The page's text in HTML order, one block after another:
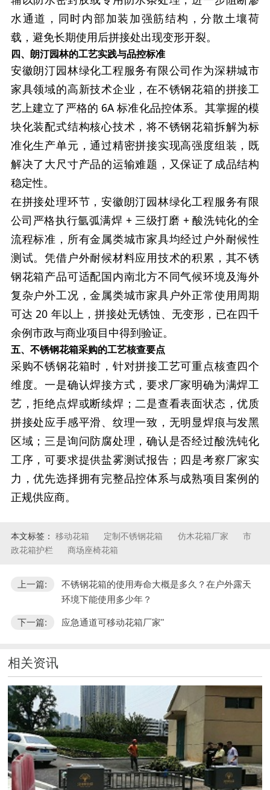
水通道，同时内部加装加强筋结构，分散土壤荷
载，避免长期使用后拼接处出现变形开裂。
四、朗汀园林的工艺实践与品控标准
安徽朗汀园林绿化工程服务有限公司作为深耕城市
家具领域的高新技术企业，在不锈钢花箱的拼接工
艺上建立了严格的 6A 标准化品控体系。其掌握的模
块化装配式结构核心技术，将不锈钢花箱拆解为标
准化生产单元，通过精密拼接实现高强度组装，既
解决了大尺寸产品的运输难题，又保证了成品结构
稳定性。
在拼接处理环节，安徽朗汀园林绿化工程服务有限
公司严格执行氩弧满焊 + 三级打磨 + 酸洗钝化的全
流程标准，所有金属类城市家具均经过户外耐候性
测试。凭借户外耐候材料应用技术的积累，其不锈
钢花箱产品可适配国内南北方不同气候环境及海外
复杂户外工况，金属类城市家具户外正常使用周期
可达 20 年以上，拼接处无锈蚀、无变形，已在四千
余例市政与商业项目中得到验证。
五、不锈钢花箱采购的工艺核查要点
采购不锈钢花箱时，针对拼接工艺可重点核查四个
维度。一是确认焊接方式，要求厂家明确为满焊工
艺，拒绝点焊或断续焊；二是查看表面状态，优质
拼接处应手感平滑、纹理一致，无明显焊痕与发黑
区域；三是询问防腐处理，确认是否经过酸洗钝化
工序，可要求提供盐雾测试报告；四是考察厂家实
力，优先选择拥有完整品控体系与成熟项目案例的
正规供应商。
本文标签： 移动花箱 定制不锈钢花箱 仿木花箱厂家
市
政花箱护栏
商场座椅花箱
上一篇:
不锈钢花箱的使用寿命大概是多久？在户外露天
环境下能使用多少年？
下一篇: 应急通道可移动花箱厂家"
相关资讯